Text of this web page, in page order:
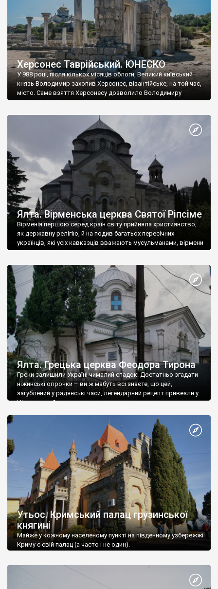
Херсонес Таврійський. ЮНЕСКО
У 988 році, після кількох місяців облоги, Великий київський
князь Володимир захопив Херсонес, візантійське, на той час,
місто. Саме взяття Херсонесу дозволило Володимиру
диктувати свої умови візантійському імператору Василю ІІ, та
Херсонесі Володимир-язичник, став Василем-християнином.
А потім було Хрещення Русі. На честь Херсонесу Таврійського
Ялта. Вірменська церква Святої Ріпсіме
Вірменія першою серед країн світу прийняла християнство,
як державну релігію, й на подив багатьох пересічних
українців, які усіх кавказців вважають мусульманами, вірмени
є відданими вірянами Христа
Ялта. Грецька церква Феодора Тирона
Греки залишили Україні чималий спадок. Достатньо згадати
ніжинські огірочки – ви ж мабуть всі знаєте, що цей,
загублений у радянські часи, легендарний рецепт привезли у
Ніжин греки?
Утьос. Кримський палац грузинської
княгині
Майже у кожному населеному пункті на південному узбережжі
Криму є свій палац (а часто і не один).